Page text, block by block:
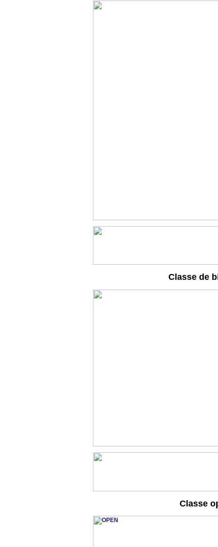
Classe de
Classe